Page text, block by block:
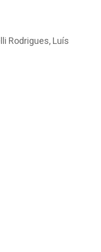
Rodrigues, Luís